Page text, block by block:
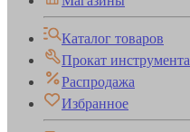
Каталог товаров
Прокат инструмента
Распродажа
Избранное